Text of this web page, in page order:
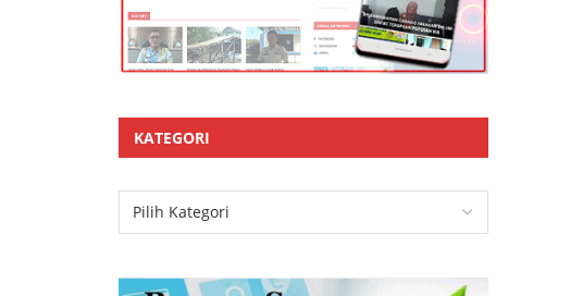
KATEGORI